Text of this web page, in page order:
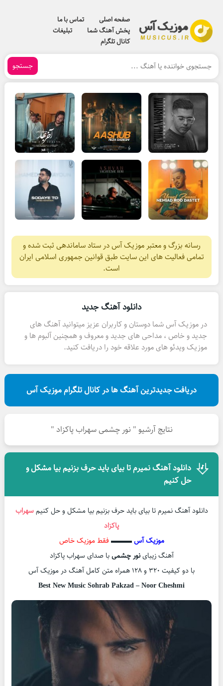
صفحه اصلی
تماس با ما
پخش آهنگ شما
تبلیغات
کانال تلگرام
جستجو
رسانه بزرگ و معتبر موزیک آس در ستاد ساماندهی ثبت شده و
تمامی فعالیت های این سایت طبق قوانین جمهوری اسلامی ایران
است.
دانلود آهنگ جدید
در موزیک آس شما دوستان و کاربران عزیز میتوانید آهنگ های
جدید و خاص ، مداحی های جدید و معروف و همچنین آلبوم ها و
موزیک ویدئو های مورد علاقه خود را دریافت کنید.
دریافت جدیدترین آهنگ ها در کانال تلگرام موزیک آس
نتایج آرشیو " نور چشمی سهراب پاکزاد "
دانلود آهنگ نمیرم تا بیای باید حرف بزنیم بیا مشکل و
حل کنیم
دانلود آهنگ نمیرم تا بیای باید حرف بزنیم بیا مشکل و حل کنیمسهراب
پاکزاد
موزیک آس▬▬▬ فقط موزیک خاص
آهنگ زیباینور چشمیبا صدای سهراب پاکزاد
با دو کیفیت ۳۲۰ و ۱۲۸ همراه متن کامل آهنگ در موزیک آس
Best New Music Sohrab Pakzad – Noor Cheshmi